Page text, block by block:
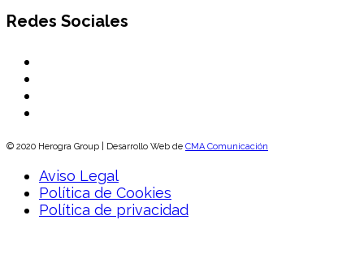
Redes Sociales
© 2020 Herogra Group | Desarrollo Web de CMA Comunicación
Aviso Legal
Política de Cookies
Política de privacidad